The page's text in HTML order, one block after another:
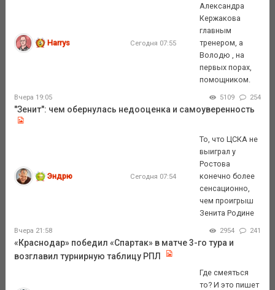
Harrys Сегодня 07:55
Александра
Кержакова
главным
тренером, а
Володю , на
первых порах,
помощником.
Вчера 19:05 5109 254
"Зенит": чем обернулась недооценка и самоуверенность
Эндрю Сегодня 07:54
То, что ЦСКА не
выиграл у
Ростова
конечно более
сенсационно,
чем проигрыш
Зенита Родине
Вчера 21:58 2954 241
«Краснодар» победил «Спартак» в матче 3-го тура и
возглавил турнирную таблицу РПЛ
Где смеяться
то? И это пишет